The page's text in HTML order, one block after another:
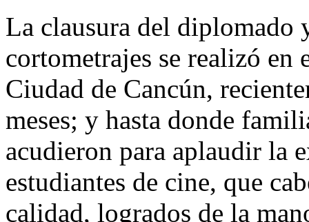
La clausura del diplomado
cortometrajes se realizó en
Ciudad de Cancún,
meses; y hasta donde
acudieron para aplaudir la
estudiantes de cine, que
calidad, logrados de la